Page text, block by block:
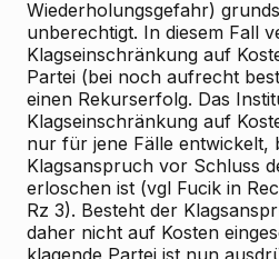
Wiederholungsgefahr)
unberechtigt. In diesem Fall
Klagseinschränkung auf
Partei (bei noch aufrecht
einen Rekurserfolg. Das
Klagseinschränkung auf
nur für jene Fälle entwickelt,
Klagsanspruch vor Schluss
erloschen ist (vgl Fucik in
Rz 3). Besteht der
daher nicht auf Kosten
klagende Partei ist nun